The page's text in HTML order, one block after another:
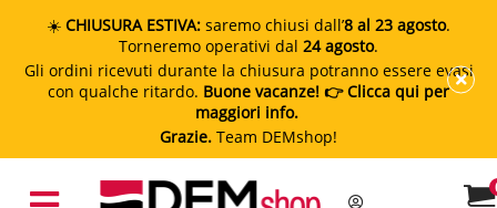
☀️ CHIUSURA ESTIVA: saremo chiusi dall’8 al 23 agosto.
Torneremo operativi dal 24 agosto.
Gli ordini ricevuti durante la chiusura potranno essere evasi
con qualche ritardo. Buone vacanze! 👉 Clicca qui per
maggiori info.
Grazie. Team DEMshop!